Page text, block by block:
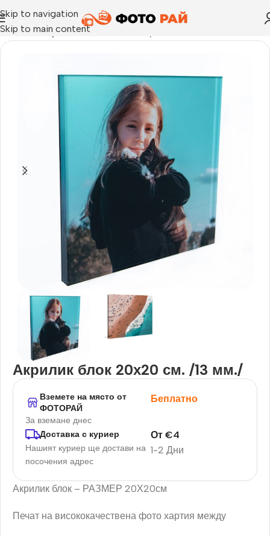
Skip to navigation
Skip to main content
Начало›Акрил блок и dibond
Акрилик блок 20х20 см. /13 мм./
Вземете на място от
ФОТОРАЙ
За вземане днес
Беплатно
Доставка с куриер
Нашият куриер ще достави на
посочения адрес
1-2 Дни
От€4
Акрилик блок – РАЗМЕР 20Х20см
Печат на висококачествена фото хартия между